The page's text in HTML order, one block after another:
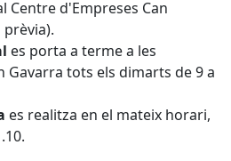
Centre d'Empreses Can
prèvia).
es porta a terme a les
Gavarra tots els dimarts de 9 a
es realitza en el mateix horari,